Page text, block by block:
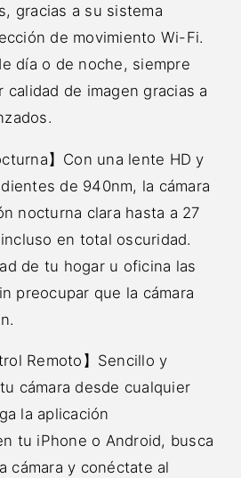
gracias a su sistema
de movimiento Wi-Fi.
día o de noche, siempre
calidad de imagen gracias a
】Con una lente HD y
de 940nm, la cámara
nocturna clara hasta a 27
en total oscuridad.
de tu hogar u oficina las
preocupar que la cámara
Remoto】Sencillo y
cámara desde cualquier
la aplicación
tu iPhone o Android, busca
cámara y conéctate al